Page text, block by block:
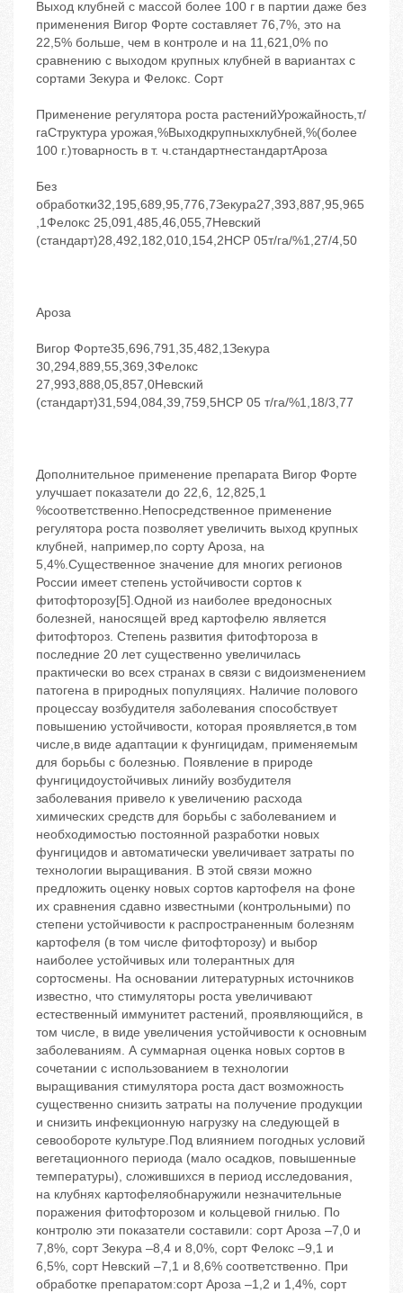
Выход клубней с массой более 100 г в партии даже без
применения Вигор Форте составляет 76,7%, это на
22,5% больше, чем в контроле и на 11,621,0% по
сравнению с выходом крупных клубней в вариантах с
сортами Зекура и Фелокс. Сорт
Применение регулятора роста растенийУрожайность,т/
гаСтруктура урожая,%Выходкрупныхклубней,%(более
100 г.)товарность в т. ч.стандартнестандартАроза
Без
обработки32,195,689,95,776,7Зекура27,393,887,95,965
,1Фелокс 25,091,485,46,055,7Невский
(стандарт)28,492,182,010,154,2НСР 05т/га/%1,27/4,50
Ароза
Вигор Форте35,696,791,35,482,1Зекура
30,294,889,55,369,3Фелокс
27,993,888,05,857,0Невский
(стандарт)31,594,084,39,759,5НСР 05 т/га/%1,18/3,77
Дополнительное применение препарата Вигор Форте
улучшает показатели до 22,6, 12,825,1
%соответственно.Непосредственное применение
регулятора роста позволяет увеличить выход крупных
клубней, например,по сорту Ароза, на
5,4%.Существенное значение для многих регионов
России имеет степень устойчивости сортов к
фитофторозу[5].Одной из наиболее вредоносных
болезней, наносящей вред картофелю является
фитофтороз. Степень развития фитофтороза в
последние 20 лет существенно увеличилась
практически во всех странах в связи с видоизменением
патогена в природных популяциях. Наличие полового
процессау возбудителя заболевания способствует
повышению устойчивости, которая проявляется,в том
числе,в виде адаптации к фунгицидам, применяемым
для борьбы с болезнью. Появление в природе
фунгицидоустойчивых линийу возбудителя
заболевания привело к увеличению расхода
химических средств для борьбы с заболеванием и
необходимостью постоянной разработки новых
фунгицидов и автоматически увеличивает затраты по
технологии выращивания. В этой связи можно
предложить оценку новых сортов картофеля на фоне
их сравнения сдавно известными (контрольными) по
степени устойчивости к распространенным болезням
картофеля (в том числе фитофторозу) и выбор
наиболее устойчивых или толерантных для
сортосмены. На основании литературных источников
известно, что стимуляторы роста увеличивают
естественный иммунитет растений, проявляющийся, в
том числе, в виде увеличения устойчивости к основным
заболеваниям. А суммарная оценка новых сортов в
сочетании с использованием в технологии
выращивания стимулятора роста даст возможность
существенно снизить затраты на получение продукции
и снизить инфекционную нагрузку на следующей в
севообороте культуре.Под влиянием погодных условий
вегетационного периода (мало осадков, повышенные
температуры), сложившихся в период исследования,
на клубнях картофеляобнаружили незначительные
поражения фитофторозом и кольцевой гнилью. По
контролю эти показатели составили: сорт Ароза –7,0 и
7,8%, сорт Зекура –8,4 и 8,0%, сорт Фелокс –9,1 и
6,5%, сорт Невский –7,1 и 8,6% соответственно. При
обработке препаратом:сорт Ароза –1,2 и 1,4%, сорт